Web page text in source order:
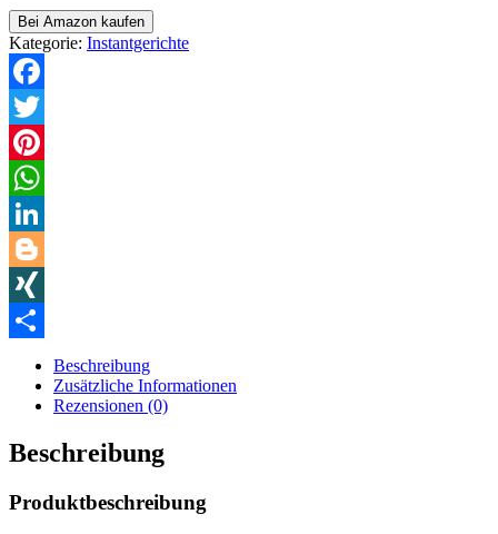
Bei Amazon kaufen
Kategorie: Instantgerichte
Facebook
Twitter
Pinterest
WhatsApp
LinkedIn
Blogger
XING
Beschreibung
Zusätzliche Informationen
Rezensionen (0)
Beschreibung
Produktbeschreibung